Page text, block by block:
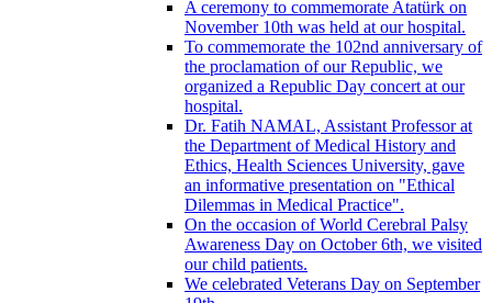
A ceremony to commemorate Atatürk on
November 10th was held at our hospital.
To commemorate the 102nd anniversary of
the proclamation of our Republic, we
organized a Republic Day concert at our
hospital.
Dr. Fatih NAMAL, Assistant Professor at
the Department of Medical History and
Ethics, Health Sciences University, gave
an informative presentation on "Ethical
Dilemmas in Medical Practice".
On the occasion of World Cerebral Palsy
Awareness Day on October 6th, we visited
our child patients.
We celebrated Veterans Day on September